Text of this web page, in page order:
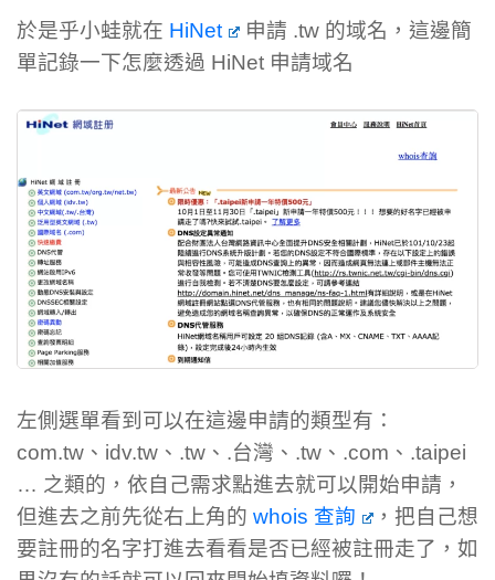
於是乎小蛙就在 HiNet
申請 .tw 的域名，這邊簡
單記錄一下怎麼透過 HiNet 申請域名
左側選單看到可以在這邊申請的類型有：
com.tw、idv.tw、.tw、.台灣、.tw、.com、.taipei
… 之類的，依自己需求點進去就可以開始申請，
但進去之前先從右上角的 whois 查詢
，把自己想
要註冊的名字打進去看看是否已經被註冊走了，如